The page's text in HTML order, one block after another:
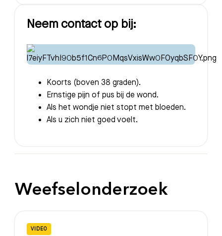
Neem contact op bij:
Koorts (boven 38 graden).
Ernstige pijn of pus bij de wond.
Als het wondje niet stopt met bloeden.
Als u zich niet goed voelt.
Weefselonderzoek
VIDEO